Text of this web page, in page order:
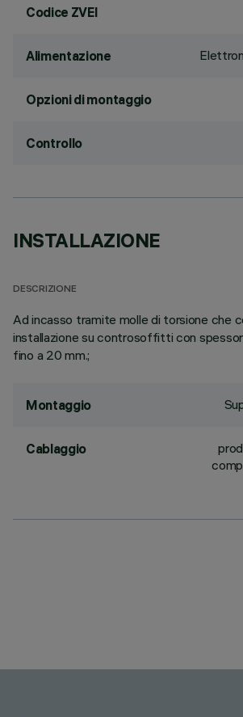
Codice ZVEI
Alimentazione
Opzioni di montaggio
Controllo
INSTALLAZIONE
DESCRIZIONE
Ad incasso tramite molle di torsione che
installazione su controsoffitti con
fino a 20 mm.;
Montaggio
Cablaggio